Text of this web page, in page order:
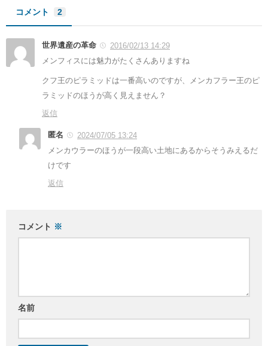
コメント 2
世界遺産の革命
2016/02/13 14:29
メンフィスには魅力がたくさんありますね
クフ王のピラミッドは一番高いのですが、メンカフラー王のピ
ラミッドのほうが高く見えません？
返信
匿名
2024/07/05 13:24
メンカウラーのほうが一段高い土地にあるからそうみえるだ
けです
返信
コメント ※
名前